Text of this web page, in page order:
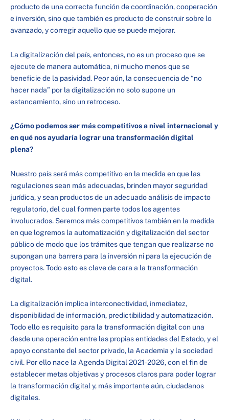
producto de una correcta función de coordinación, cooperación
e inversión, sino que también es producto de construir sobre lo
avanzado, y corregir aquello que se puede mejorar.
La digitalización del país, entonces, no es un proceso que se
ejecute de manera automática, ni mucho menos que se
beneficie de la pasividad. Peor aún, la consecuencia de “no
hacer nada” por la digitalización no solo supone un
estancamiento, sino un retroceso.
¿Cómo podemos ser más competitivos a nivel internacional y
en qué nos ayudaría lograr una transformación digital
plena?
Nuestro país será más competitivo en la medida en que las
regulaciones sean más adecuadas, brinden mayor seguridad
jurídica, y sean productos de un adecuado análisis de impacto
regulatorio, del cual formen parte todos los agentes
involucrados. Seremos más competitivos también en la medida
en que logremos la automatización y digitalización del sector
público de modo que los trámites que tengan que realizarse no
supongan una barrera para la inversión ni para la ejecución de
proyectos. Todo esto es clave de cara a la transformación
digital.
La digitalización implica interconectividad, inmediatez,
disponibilidad de información, predictibilidad y automatización.
Todo ello es requisito para la transformación digital con una
desde una operación entre las propias entidades del Estado, y el
apoyo constante del sector privado, la Academia y la sociedad
civil. Por ello nace la Agenda Digital 2021-2026, con el fin de
establecer metas objetivas y procesos claros para poder lograr
la transformación digital y, más importante aún, ciudadanos
digitales.